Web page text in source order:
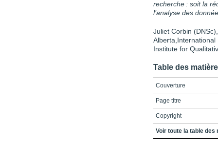
recherche : soit la
l’analyse des
Juliet Corbin
Alberta,International
Institute for
Table des
Couverture
Page titre
Copyright
Préface
Voir toute la table des